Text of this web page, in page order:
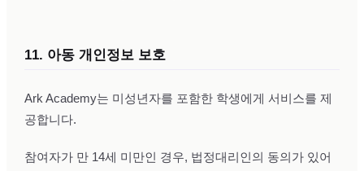
11. 아동 개인정보 보호
Ark Academy는 미성년자를 포함한 학생에게 서비스를 제
공합니다.
참여자가 만 14세 미만인 경우, 법정대리인의 동의가 있어